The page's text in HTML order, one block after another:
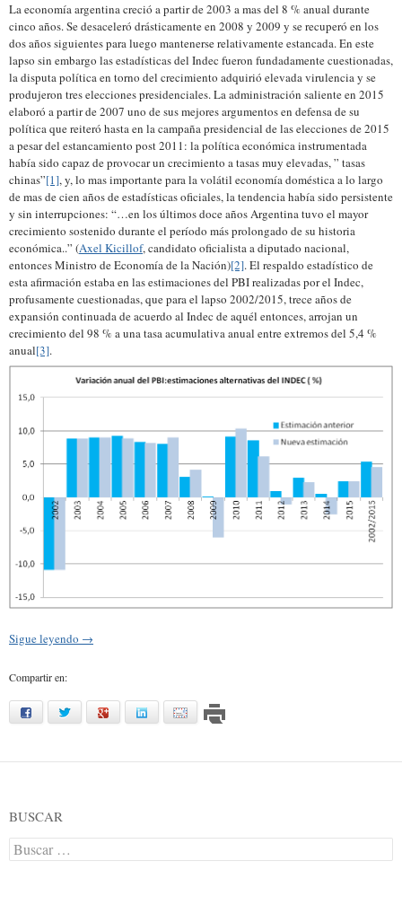
La economía argentina creció a partir de 2003 a mas del 8 % anual durante
cinco años. Se desaceleró drásticamente en 2008 y 2009 y se recuperó en los
dos años siguientes para luego mantenerse relativamente estancada. En este
lapso sin embargo las estadísticas del Indec fueron fundadamente cuestionadas,
la disputa política en torno del crecimiento adquirió elevada virulencia y se
produjeron tres elecciones presidenciales. La administración saliente en 2015
elaboró a partir de 2007 uno de sus mejores argumentos en defensa de su
política que reiteró hasta en la campaña presidencial de las elecciones de 2015
a pesar del estancamiento post 2011: la política económica instrumentada
había sido capaz de provocar un crecimiento a tasas muy elevadas, ” tasas
chinas”[1], y, lo mas importante para la volátil economía doméstica a lo largo
de mas de cien años de estadísticas oficiales, la tendencia había sido persistente
y sin interrupciones: “…en los últimos doce años Argentina tuvo el mayor
crecimiento sostenido durante el período más prolongado de su historia
económica..” (Axel Kicillof, candidato oficialista a diputado nacional,
entonces Ministro de Economía de la Nación)[2]. El respaldo estadístico de
esta afirmación estaba en las estimaciones del PBI realizadas por el Indec,
profusamente cuestionadas, que para el lapso 2002/2015, trece años de
expansión continuada de acuerdo al Indec de aquél entonces, arrojan un
crecimiento del 98 % a una tasa acumulativa anual entre extremos del 5,4 %
anual[3].
Sigue leyendo →
Compartir en:
facebooktwitter google linkedinmail
BUSCAR
Buscar: